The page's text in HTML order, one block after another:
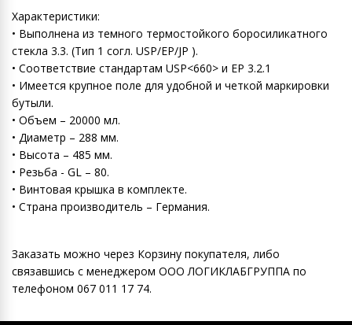
Характеристики:
• Выполнена из темного термостойкого боросиликатного
стекла 3.3. (Тип 1 согл. USP/EP/JP ).
• Соответствие стандартам USP<660> и EP 3.2.1
• Имеется крупное поле для удобной и четкой маркировки
бутыли.
• Объем – 20000 мл.
• Диаметр – 288 мм.
• Высота – 485 мм.
• Резьба - GL – 80.
• Винтовая крышка в комплекте.
• Страна производитель – Германия.
Заказать можно через Корзину покупателя, либо
связавшись с менеджером ООО ЛОГИКЛАБГРУППА по
телефоном 067 011 17 74.